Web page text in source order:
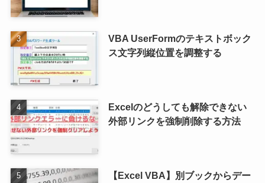
VBA UserFormのテキストボック
ス文字列縦位置を調整する
Excelのどうしても解除できない
外部リンクを強制削除する方法
【Excel VBA】別ブックからデー